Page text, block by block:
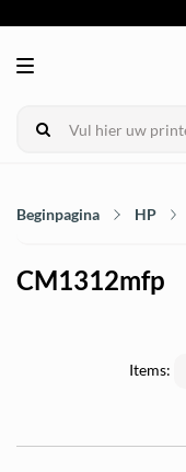
Beginpagina HP
CM1312mfp
Items: